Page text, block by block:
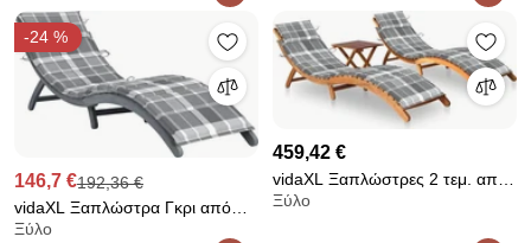
-24 %
146,7 €192,36 €
vidaXL Ξαπλώστρα Γκρι από
Μασίφ Ξύλο Ακακίας με
Ξύλο
459,42 €
vidaXL Ξαπλώστρες 2 τεμ. από
Μασίφ Ξύλο Ακακίας με Τραπέζι
Ξύλο